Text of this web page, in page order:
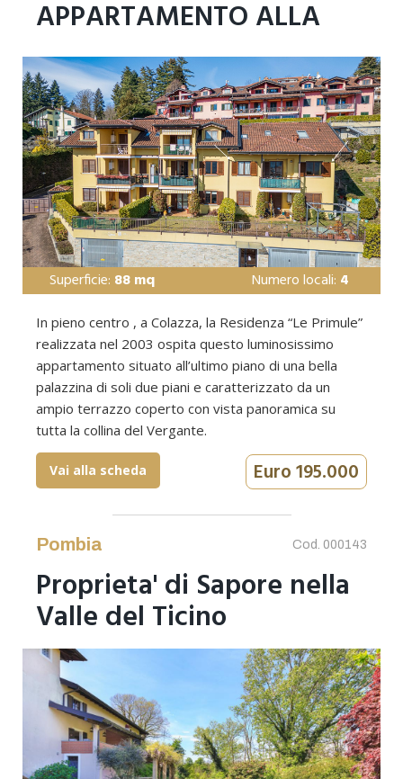
Superficie: 88 mq Numero locali: 4
APPARTAMENTO ALLA
RESIDENZA “ LE PRIMULE “
COLAZZA – NO
In pieno centro , a Colazza, la Residenza “Le Primule”
realizzata nel 2003 ospita questo luminosissimo
appartamento situato all’ultimo piano di una bella
palazzina di soli due piani e caratterizzato da un
ampio terrazzo coperto con vista panoramica su
tutta la collina del Vergante.
Euro 195.000
Vai alla scheda
Pombia Cod. 000143
Proprieta' di Sapore nella
Valle del Ticino